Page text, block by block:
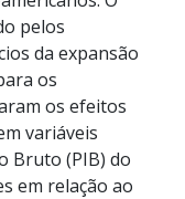
pelos
da expansão
os
os efeitos
variáveis
Bruto (PIB) do
em relação ao